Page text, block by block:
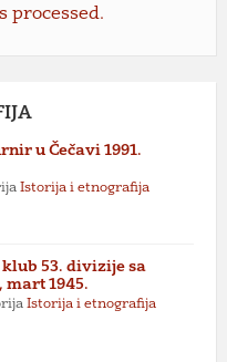
processed.
u Čečavi 1991.
Istorija i etnografija
53. divizije sa
mart 1945.
Istorija i etnografija